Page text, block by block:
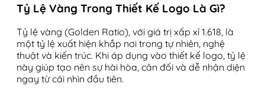
Tỷ Lệ Vàng Trong Thiết Kế Logo Là Gì?
Tỷ lệ vàng (Golden Ratio), với giá trị xấp xỉ 1.618, là
một tỷ lệ xuất hiện khắp nơi trong tự nhiên, nghệ
thuật và kiến trúc. Khi áp dụng vào thiết kế logo, tỷ lệ
này giúp tạo nên sự hài hòa, cân đối và dễ nhận diện
ngay từ cái nhìn đầu tiên.